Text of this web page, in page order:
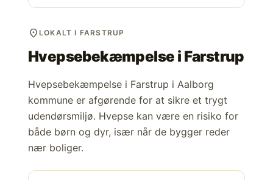
location_on LOKALT I FARSTRUP
Hvepsebekæmpelse i Farstrup
Hvepsebekæmpelse i Farstrup i Aalborg
kommune er afgørende for at sikre et trygt
udendørsmiljø. Hvepse kan være en risiko for
både børn og dyr, især når de bygger reder
nær boliger.